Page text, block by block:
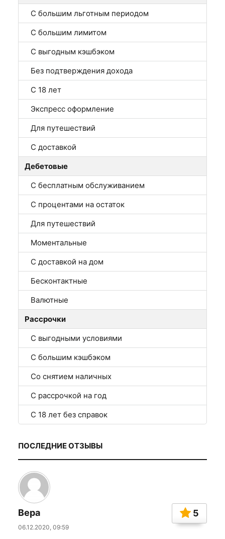
С большим льготным периодом
С большим лимитом
С выгодным кэшбэком
Без подтверждения дохода
С 18 лет
Экспресс оформление
Для путешествий
С доставкой
Дебетовые
С бесплатным обслуживанием
С процентами на остаток
Для путешествий
Моментальные
С доставкой на дом
Бесконтактные
Валютные
Рассрочки
С выгодными условиями
С большим кэшбэком
Со снятием наличных
С рассрочкой на год
С 18 лет без справок
ПОСЛЕДНИЕ ОТЗЫВЫ
Вера
06.12.2020, 09:59
5